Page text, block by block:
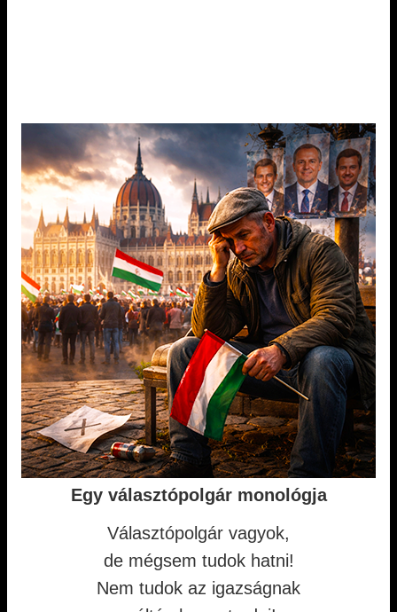
Egy választópolgár monológja
Választópolgár vagyok,
de mégsem tudok hatni!
Nem tudok az igazságnak